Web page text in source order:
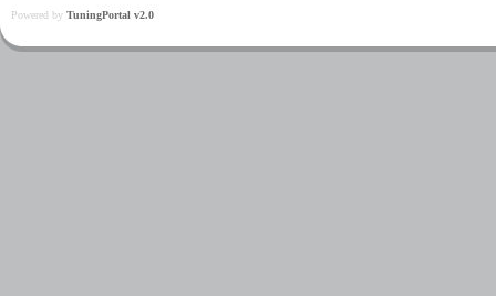
Powered by TuningPortal v2.0